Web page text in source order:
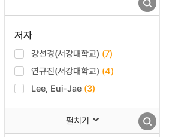
저자
강선경(서강대학교) (7)
연규진(서강대학교) (4)
Lee, Eui-Jae (3)
펼치기